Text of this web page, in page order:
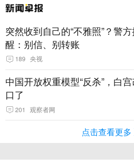
突然收到自己的“不雅照”？警
醒：别信、别转账
189 央视
中国开放权重模型“反杀”，白
口了
201 观察者网
点击查看更多